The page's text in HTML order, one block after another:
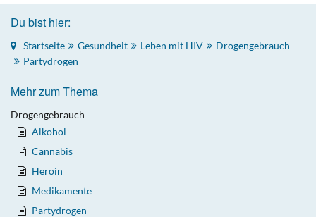
Du bist hier:
Startseite Gesundheit Leben mit HIV
Drogengebrauch
Partydrogen
Mehr zum Thema
Drogengebrauch
Alkohol
Cannabis
Heroin
Medikamente
Partydrogen